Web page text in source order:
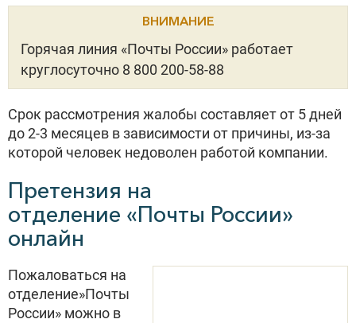
ВНИМАНИЕ
Горячая линия «Почты России» работает
круглосуточно 8 800 200-58-88
Срок рассмотрения жалобы составляет от 5 дней
до 2-3 месяцев в зависимости от причины, из-за
которой человек недоволен работой компании.
Претензия на
отделение «Почты России»
онлайн
Пожаловаться на
отделение»Почты
России» можно в